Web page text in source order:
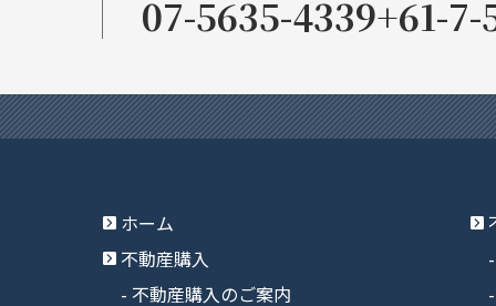
07-5635-4339+61-
ホーム
不動産購入
不動産購入のご案内